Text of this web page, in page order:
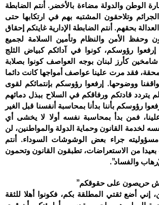
الوطن والدولة مضاءة بالأخضر. أنتم الضابطة
وتلاحقون المشتبه بهم في ارتكابها حتى
بحقهم. أنتم الضابطة الإدارية غايتكم إحقاق
وحفظ الأمن والنظام وتأمين السلامة لجميع
إرفعوا رؤوسكم، كونوا في آدائكم كبياض الثلج
كأرز لبنان بوجه العواصف كونوا بصلابة
فقد مرت علينا عواصف أمواجها كانت دائما
ووضوحها. إرفعوا رؤوسكم بإنتمائكم لقوى
يتردد قادتكم ورفاقكم في السلاح ببذل دمائهم
رؤوسكم بأننا بدأنا بمحاسبة أنفسنا قبل الغير
فمن بدأ بمحاسبة نفسه أولا لا يخشى أي
القانون وحماية الدولة والمواطنين، لن
مسؤوليته جراء بعض الوشوشات السوداء. أنتم
من الاستعراضات، تطبقون القانون وتحمون
والفساد”.
حريصون على حقوقكم”
إني أضع ثقتي المطلقة بكم، فكونوا أهلا للثقة